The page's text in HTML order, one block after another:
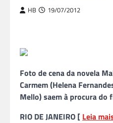
HB 19/07/2012
Foto de cena da novela
Carmem (Helena
Mello) saem à procura do
RIO DE JANEIRO [ Leia